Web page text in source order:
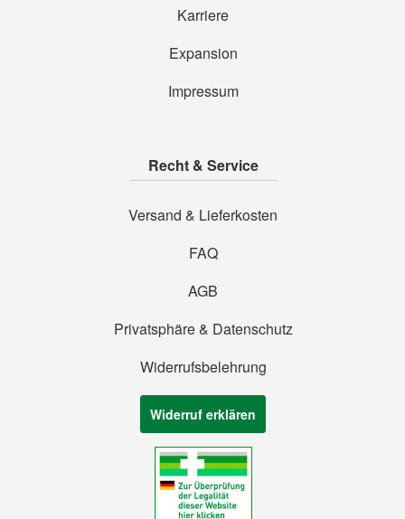
Karriere
Expansion
Impressum
Recht & Service
Versand & Lieferkosten
FAQ
AGB
Privatsphäre & Datenschutz
Widerrufsbelehrung
Widerruf erklären